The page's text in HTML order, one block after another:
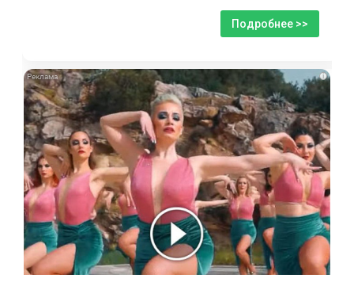
Подробнее >>
i